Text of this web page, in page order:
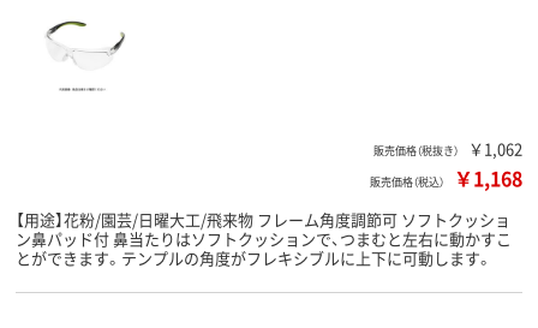
販売価格（税抜き） ￥1,062
販売価格（税込） ￥1,168
【用途】花粉/園芸/日曜大工/飛来物 フレーム角度調節可 ソフトクッショ
ン鼻パッド付 鼻当たりはソフトクッションで、つまむと左右に動かすこ
とができます。テンプルの角度がフレキシブルに上下に可動します。